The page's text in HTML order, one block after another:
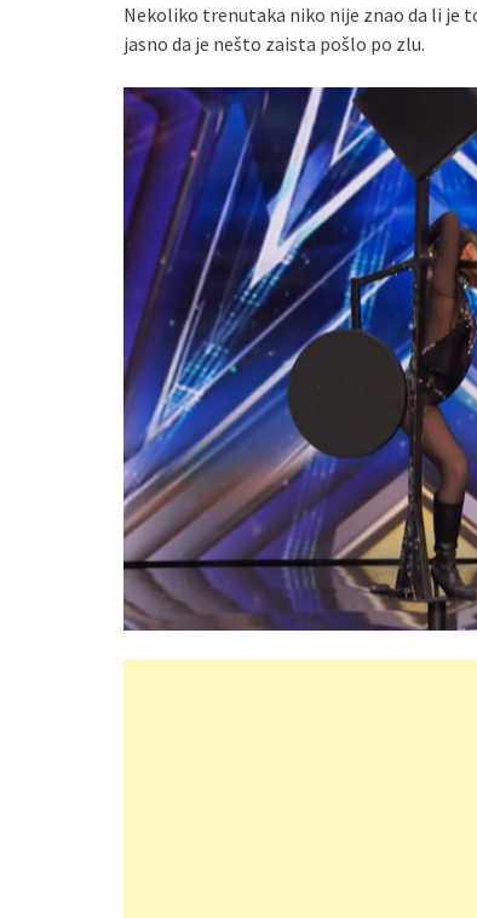
Nekoliko trenutaka niko nije znao da li je
jasno da je nešto zaista pošlo po zlu.